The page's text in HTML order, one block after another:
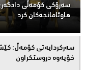
سەرۆكی كۆمەڵى
هاوئامانجەكان کرد
سەركردایەتی كۆمەڵ:
خۆیەوە دروستكراون